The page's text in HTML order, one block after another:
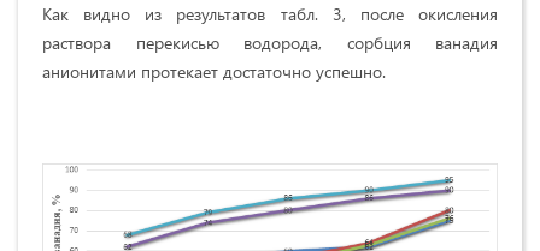
Как видно из результатов табл. 3, после окисления
раствора перекисью водорода, сорбция ванадия
анионитами протекает достаточно успешно.